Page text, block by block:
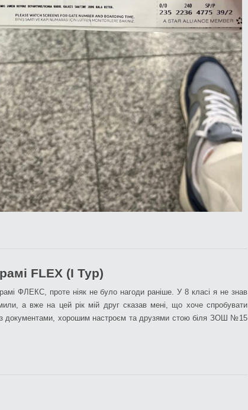
FLEX (І Тур)
ФЛЕКС, проте ніяк не було нагоди раніше. У 8 класі я не знав
а вже на цей рік мій друг сказав мені, що хоче спробувати
з документами, хорошим настроєм та друзями стою біля ЗОШ №15